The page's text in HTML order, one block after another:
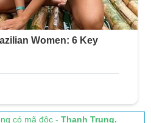
có mã độc - Thanh Trung.